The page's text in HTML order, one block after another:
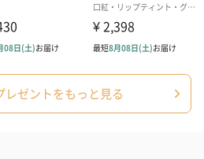
ッシュ
レゼントをもっと見る